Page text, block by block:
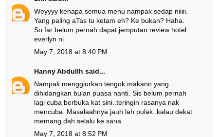
Weyyyy kenapa semua menu nampak sedap niiiii.
Yang paling aTas tu ketam eh? Ke bukan? Haha.
So far belum pernah dapat jemputan review hotel
everlyn ni
May 7, 2018 at 8:40 PM
Hanny Abdullh said...
Nampak menggiurkan tengok makann yang
dihidangkan bulan puasa nanti. Sis belum pernah
lagi cuba berbuka kat sini..teringin rasanya nak
mencuba. Masalaahnya jauh lah pulak..kalau dekat
memang dah selalu ke sana
May 7, 2018 at 8:52 PM